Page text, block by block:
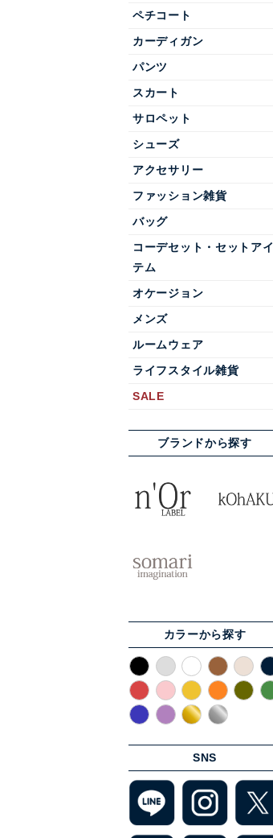
ペチコート
カーディガン
パンツ
スカート
サロペット
シューズ
アクセサリー
ファッション雑貨
バッグ
コーデセット・セットアイ
テム
オケージョン
メンズ
ルームウェア
ライフスタイル雑貨
SALE
ブランドから探す
カラーから探す
SNS